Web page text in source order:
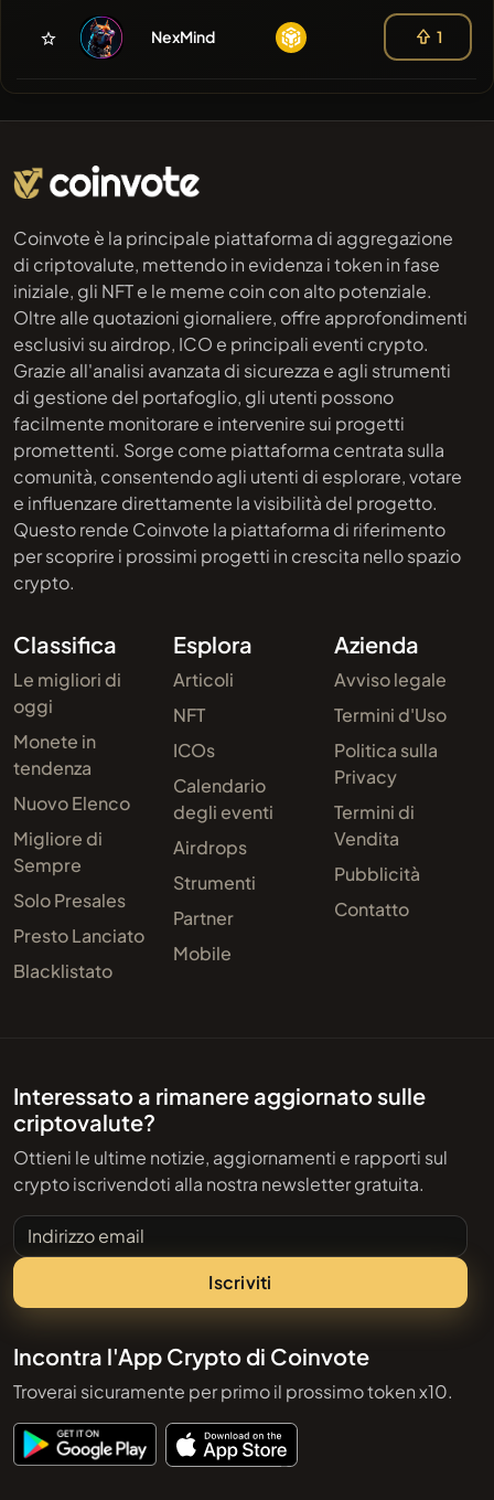
NexMind 1
Coinvote è la principale piattaforma di aggregazione
di criptovalute, mettendo in evidenza i token in fase
iniziale, gli NFT e le meme coin con alto potenziale.
Oltre alle quotazioni giornaliere, offre approfondimenti
esclusivi su airdrop, ICO e principali eventi crypto.
Grazie all'analisi avanzata di sicurezza e agli strumenti
di gestione del portafoglio, gli utenti possono
facilmente monitorare e intervenire sui progetti
promettenti. Sorge come piattaforma centrata sulla
comunità, consentendo agli utenti di esplorare, votare
e influenzare direttamente la visibilità del progetto.
Questo rende Coinvote la piattaforma di riferimento
per scoprire i prossimi progetti in crescita nello spazio
crypto.
Classifica
Le migliori di
oggi
Monete in
tendenza
Nuovo Elenco
Migliore di
Sempre
Solo Presales
Presto Lanciato
Blacklistato
Esplora
Articoli
NFT
ICOs
Calendario
degli eventi
Airdrops
Strumenti
Partner
Mobile
Azienda
Avviso legale
Termini d'Uso
Politica sulla
Privacy
Termini di
Vendita
Pubblicità
Contatto
Interessato a rimanere aggiornato sulle
criptovalute?
Ottieni le ultime notizie, aggiornamenti e rapporti sul
crypto iscrivendoti alla nostra newsletter gratuita.
Indirizzo email
Iscriviti
Incontra l'App Crypto di Coinvote
Troverai sicuramente per primo il prossimo token x10.